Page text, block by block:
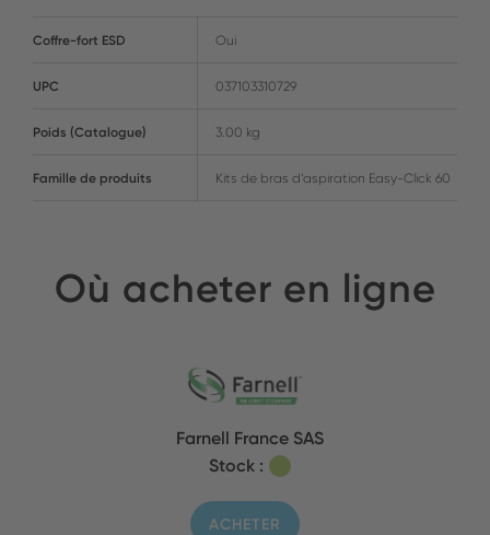
Coffre-fort ESD Oui
UPC 037103310729
Poids (Catalogue) 3.00 kg
Famille de produits Kits de bras d’aspiration Easy-Click 60
Où acheter en ligne
Farnell France SAS
Stock :
ACHETER